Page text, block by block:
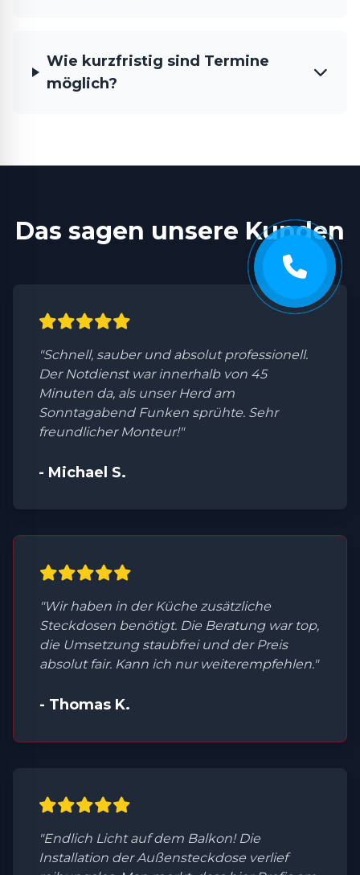
Wie kurzfristig sind Termine
möglich?
Das sagen unsere Kunden
"Schnell, sauber und absolut professionell.
Der Notdienst war innerhalb von 45
Minuten da, als unser Herd am
Sonntagabend Funken sprühte. Sehr
freundlicher Monteur!"
- Michael S.
"Wir haben in der Küche zusätzliche
Steckdosen benötigt. Die Beratung war top,
die Umsetzung staubfrei und der Preis
absolut fair. Kann ich nur weiterempfehlen."
- Thomas K.
"Endlich Licht auf dem Balkon! Die
Installation der Außensteckdose verlief